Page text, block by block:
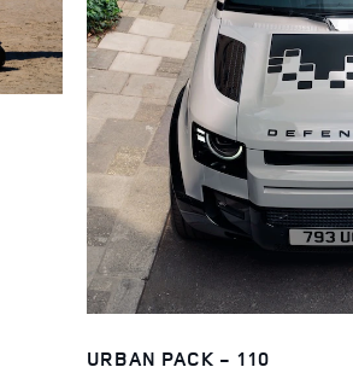
URBAN PACK - 110